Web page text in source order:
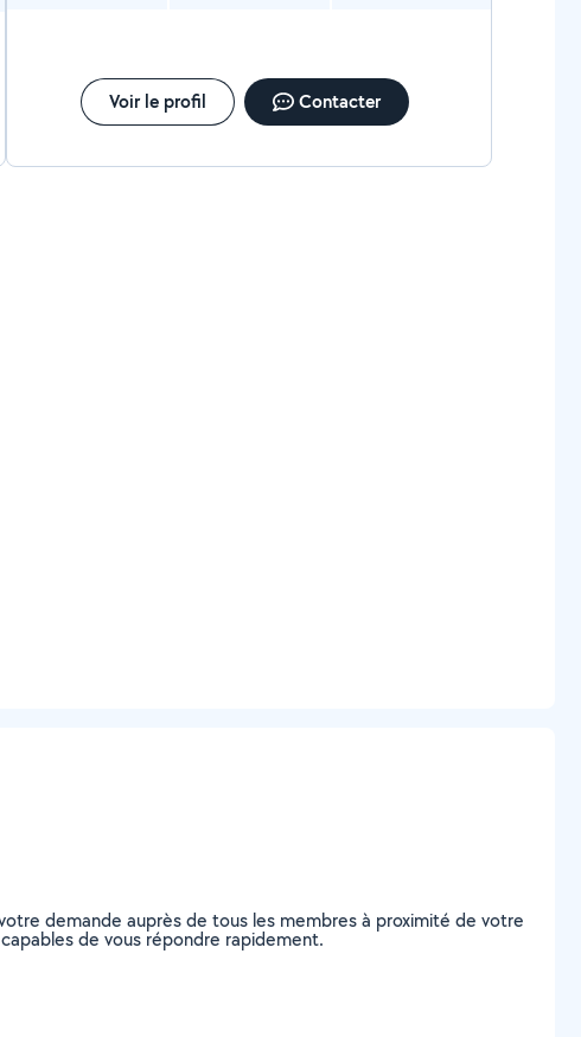
Voir le profil Contacter
demande auprès de tous les membres à proximité de votre
de vous répondre rapidement.